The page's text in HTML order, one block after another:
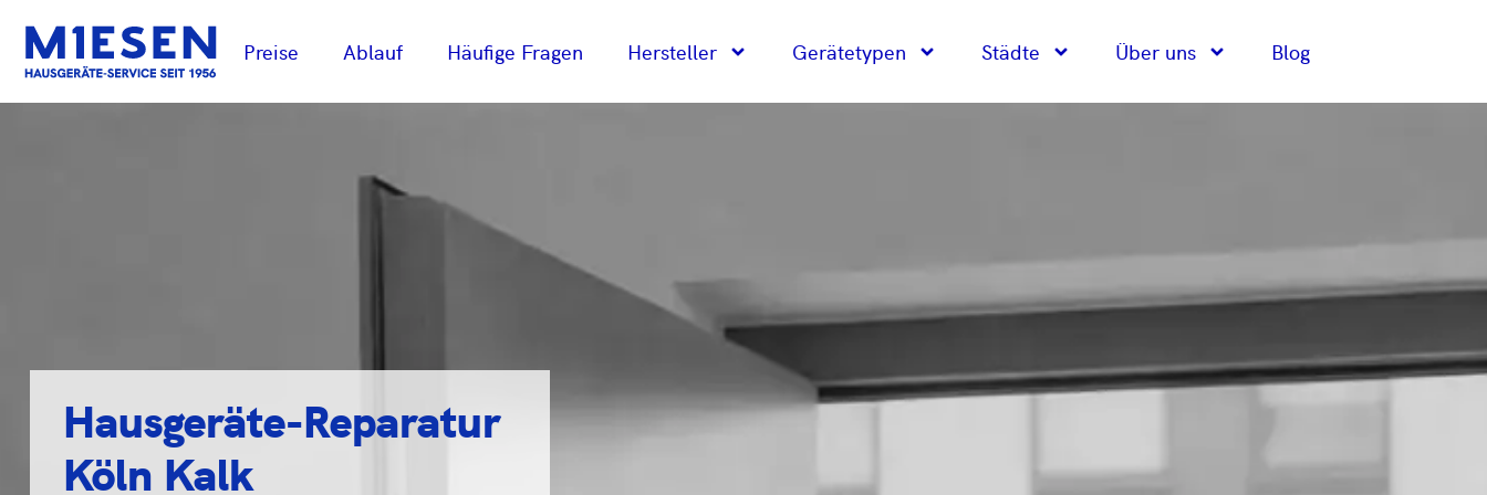
Preise Ablauf Häufige Fragen Hersteller Gerätetypen Städte Über uns Blog
Hausgeräte-Reparatur
Köln Kalk